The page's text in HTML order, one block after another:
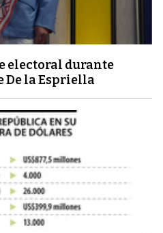
electoral durante
De la Espriella